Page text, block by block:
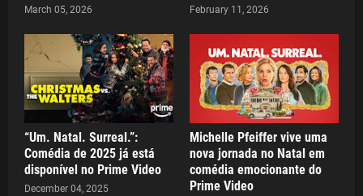
March 05, 2026 February 11, 2026
“Um. Natal. Surreal.”:
Comédia de 2025 já está
disponível no Prime Video
December 04, 2025
Michelle Pfeiffer vive uma
nova jornada no Natal em
comédia emocionante do
Prime Video